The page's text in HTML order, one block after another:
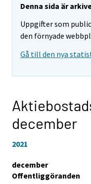
Denna sida är
Uppgifter som
den förnyade
Gå till den nya
december
2021
december
Offentliggöranden